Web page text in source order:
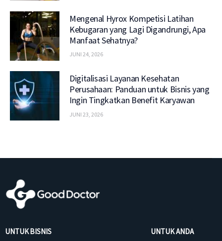
Mengenal Hyrox Kompetisi Latihan
Kebugaran yang Lagi Digandrungi, Apa
Manfaat Sehatnya?
JUNI 24, 2026
Digitalisasi Layanan Kesehatan
Perusahaan: Panduan untuk Bisnis yang
Ingin Tingkatkan Benefit Karyawan
JUNI 23, 2026
UNTUK BISNIS UNTUK ANDA